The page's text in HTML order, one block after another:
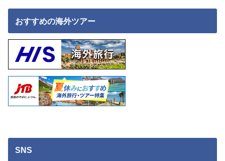
おすすめの海外ツアー
SNS